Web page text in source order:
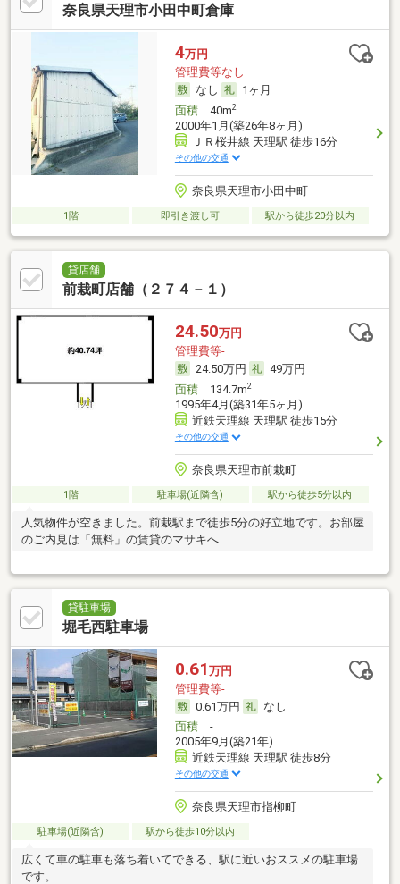
奈良県天理市小田中町倉庫
4万円
管理費等なし
なし
1ヶ月
面積40m2
2000年1月(築26年8ヶ月)
ＪＲ桜井線 天理駅 徒歩16分
その他の交通
奈良県天理市小田中町
1階 即引き渡し可 駅から徒歩20分以内
貸店舗
前栽町店舗（２７４－１）
24.50万円
管理費等-
24.50万円
49万円
面積134.7m2
1995年4月(築31年5ヶ月)
近鉄天理線 天理駅 徒歩15分
その他の交通
奈良県天理市前栽町
1階 駐車場(近隣含) 駅から徒歩5分以内
人気物件が空きました。前栽駅まで徒歩5分の好立地です。お部屋
のご内見は「無料」の賃貸のマサキへ
貸駐車場
堀毛西駐車場
0.61 万円
管理費等-
0.61万円
なし
面積-
2005年9月(築21年)
近鉄天理線 天理駅 徒歩8分
その他の交通
奈良県天理市指柳町
駐車場(近隣含) 駅から徒歩10分以内
広くて車の駐車も落ち着いてできる、駅に近いおススメの駐車場
です。